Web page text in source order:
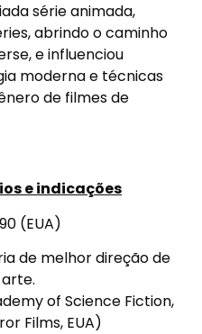
série animada,
abrindo o caminho
e influenciou
moderna e técnicas
de filmes de
e indicações
(EUA)
de melhor direção de
arte.
of Science Fiction,
Films, EUA)